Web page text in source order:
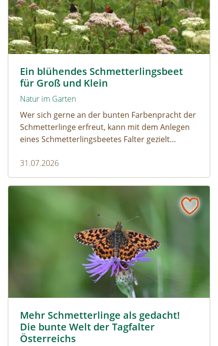
Ein blühendes Schmetterlingsbeet
für Groß und Klein
Natur im Garten
Wer sich gerne an der bunten Farbenpracht der
Schmetterlinge erfreut, kann mit dem Anlegen
eines Schmetterlingsbeetes Falter gezielt
dürfen ausreichend mitgedacht werden. Denn
ohne Raupen gibt es keine schönen
Schmetterlinge!
31.07.2026
Mehr Schmetterlinge als gedacht!
Die bunte Welt der Tagfalter
Österreichs
Mehr Schmetterlinge als gedacht! Die bunte Welt der